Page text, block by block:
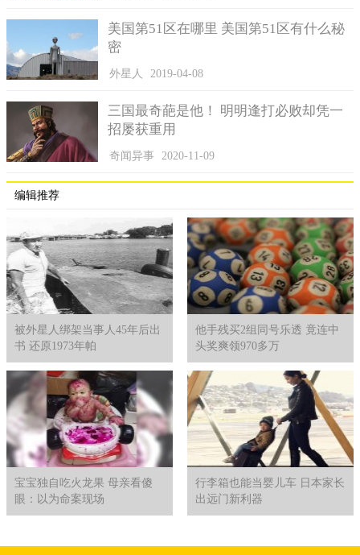
美国第51区在哪里 美国第51区有什么秘
密
外星人 2019-04-08
三国最奇葩是他！ 明明逢打必败却凭一
招屡获重用
奇闻异事 2020-11-09
编辑推荐
被外星人绑架当事人45年后出
书 还原1973年帕
他手残买2组同号乐透 竟连中
头奖爽领970多万
宝宝独自吃火龙果 母亲看傻
眼：以为命案现场
行李箱也能当婴儿车 日本家长
出远门新利器